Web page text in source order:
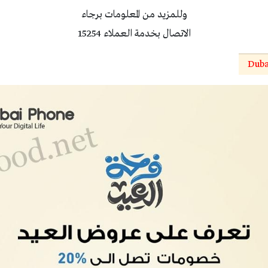
وللمزيد من المعلومات برجاء
الاتصال بخدمة العملاء 15254